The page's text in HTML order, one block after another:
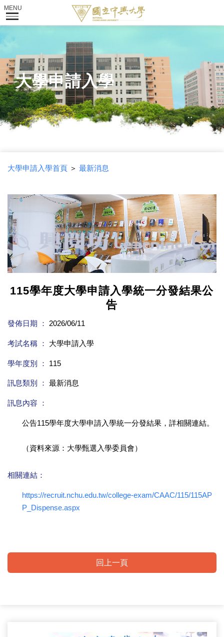
大學申請入學
大學申請入學首頁＞ 最新消息
115學年度大學申請入學統一分發結果公
告
發佈日期 ： 2026/06/11
考試名稱 ： 大學申請入學
學年度別 ： 115
訊息類別 ： 最新消息
訊息內容 ：
公告115學年度大學申請入學統一分發結果，詳相關連結。
（資料來源：大學甄選入學委員會）
相關連結：
https://recruit.nchu.edu.tw/college-exam/CAAC/115/115AP
P_Dispense.aspx
回上一頁